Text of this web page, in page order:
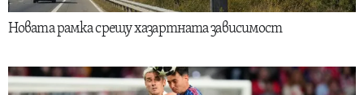
Новата рамка срещу хазартната зависимост